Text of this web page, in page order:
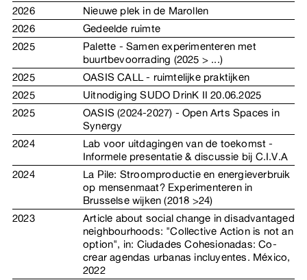
2026
Nieuwe plek in de Marollen
2026
Gedeelde ruimte
2025
Palette - Samen experimenteren met
buurtbevoorrading (2025 > ...)
2025
OASIS CALL - ruimtelijke praktijken
2025
Uitnodiging SUDO DrinK II 20.06.2025
2025
OASIS (2024-2027) - Open Arts Spaces in
Synergy
2024
Lab voor uitdagingen van de toekomst -
Informele presentatie & discussie bij C.I.V.A
2024
La Pile: Stroomproductie en energieverbruik
op mensenmaat? Experimenteren in
Brusselse wijken (2018 >24)
2023
Article about social change in disadvantaged
neighbourhoods: "Collective Action is not an
option", in: Ciudades Cohesionadas: Co-
crear agendas urbanas incluyentes. México,
2022